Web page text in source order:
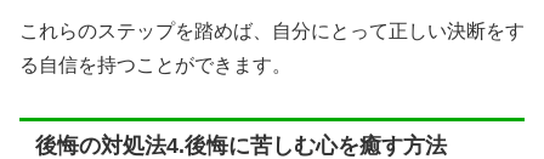
これらのステップを踏めば、自分にとって正しい決断をす
る自信を持つことができます。
後悔の対処法4.後悔に苦しむ心を癒す方法